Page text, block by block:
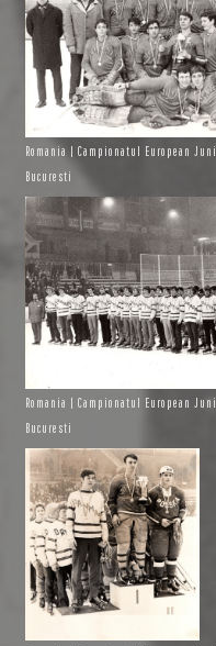
Romania | Campionatul European
Bucuresti
Romania | Campionatul European
Bucuresti